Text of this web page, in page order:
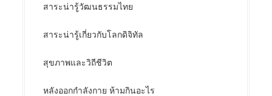
สาระน่ารู้วัฒนธรรมไทย
สาระน่ารู้เกี่ยวกับโลกดิจิทัล
สุขภาพและวิถีชีวิต
หลังออกกําลังกาย ห้ามกินอะไร